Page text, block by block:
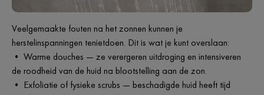
Veelgemaakte fouten na het zonnen kunnen je
herstelinspanningen tenietdoen. Dit is wat je kunt overslaan:
• Warme douches — ze verergeren uitdroging en intensiveren
de roodheid van de huid na blootstelling aan de zon.
• Exfoliatie of fysieke scrubs — beschadigde huid heeft tijd